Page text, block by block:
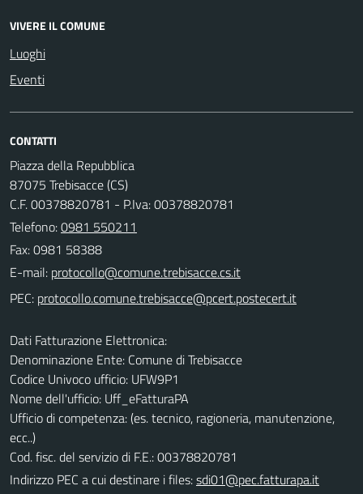
VIVERE IL COMUNE
Luoghi
Eventi
CONTATTI
Piazza della Repubblica
87075 Trebisacce (CS)
C.F. 00378820781 - P.Iva: 00378820781
Telefono:0981 550211
Fax: 0981 58388
E-mail:
PEC:
Dati Fatturazione Elettronica:
Denominazione Ente: Comune di Trebisacce
Codice Univoco ufficio: UFW9P1
Nome dell'ufficio: Uff_eFatturaPA
Ufficio di competenza: (es. tecnico, ragioneria, manutenzione,
ecc..)
Cod. fisc. del servizio di F.E.: 00378820781
Indirizzo PEC a cui destinare i files:sdi01@pec.fatturapa.it